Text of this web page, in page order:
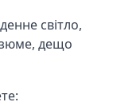
світло,
дещо